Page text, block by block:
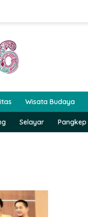
Wisata Budaya
Selayar Pangkep